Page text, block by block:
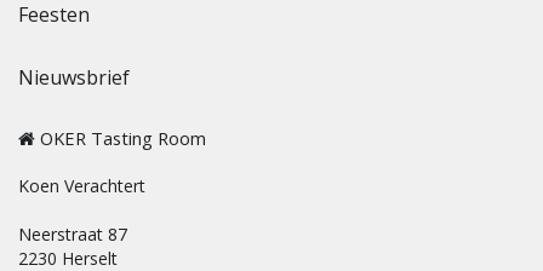
Feesten
Nieuwsbrief
OKER Tasting Room
Koen Verachtert
Neerstraat 87
2230 Herselt